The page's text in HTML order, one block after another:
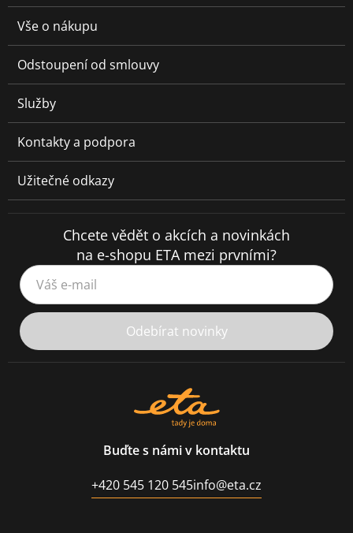
Vše o nákupu
Odstoupení od smlouvy
Služby
Kontakty a podpora
Užitečné odkazy
Chcete vědět o akcích a novinkách
na e-shopu ETA mezi prvními?
Váš e-mail
Odebírat novinky
Buďte s námi v kontaktu
+420 545 120 545info@eta.cz